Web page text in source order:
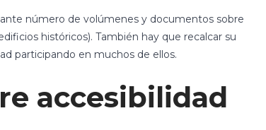
número de volúmenes y documentos sobre
históricos). También hay que recalcar su
participando en muchos de ellos.
accesibilidad